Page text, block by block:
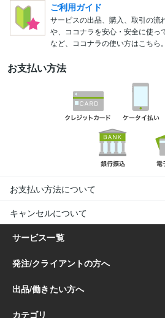
ご利用ガイド
サービスの出品、購入、取引の流
や、ココナラを安心・安全に使っ
など、ココナラの使い方はこちら。
お支払い方法
お支払い方法について
キャンセルについて